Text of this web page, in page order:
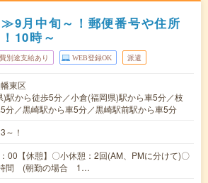
月中旬～！郵便番号や住所
10時～
別途支給あり WEB登録OK 派遣
東区
)駅から徒歩5分／小倉(福岡県)駅から車5分／枝
分／黒崎駅から車5分／黒崎駅前駅から車5分
～！
00【休憩】〇小休憩：2回(AM、PMに分けて)〇
間 (朝勤の場合 1…